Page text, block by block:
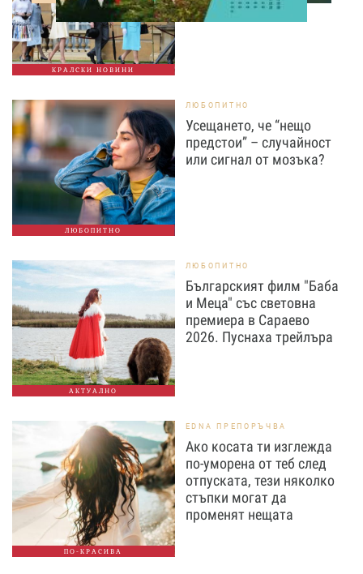
КРАЛСКИ НОВИНИ
ЛЮБОПИТНО
ЛЮБОПИТНО
Усещането, че “нещо
предстои” – случайност
или сигнал от мозъка?
АКТУАЛНО
ЛЮБОПИТНО
Българският филм "Баба
и Меца" със световна
премиера в Сараево
2026. Пуснаха трейлъра
ПО-КРАСИВА
EDNA ПРЕПОРЪЧВА
Ако косата ти изглежда
по-уморена от теб след
отпуската, тези няколко
стъпки могат да
променят нещата